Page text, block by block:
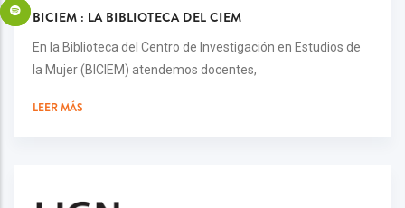
BICIEM : LA BIBLIOTECA DEL CIEM
En la Biblioteca del Centro de Investigación en Estudios de
la Mujer (BICIEM) atendemos docentes,
LEER MÁS